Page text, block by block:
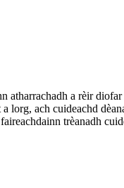
atharrachadh a rèir
lorg, ach cuideachd
trèanadh